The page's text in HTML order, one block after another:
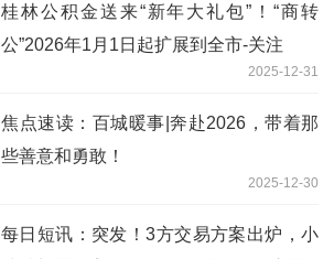
桂林公积金送来“新年大礼包”！“商转
公”2026年1月1日起扩展到全市-关注
2025-12-31
焦点速读：百城暖事|奔赴2026，带着那
些善意和勇敢！
2025-12-30
每日短讯：突发！3方交易方案出炉，小